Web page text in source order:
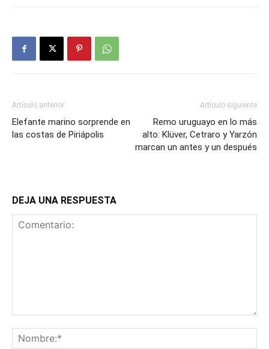
Artículo anterior
Elefante marino sorprende en
las costas de Piriápolis
Artículo siguiente
Remo uruguayo en lo más
alto: Klüver, Cetraro y Yarzón
marcan un antes y un después
DEJA UNA RESPUESTA